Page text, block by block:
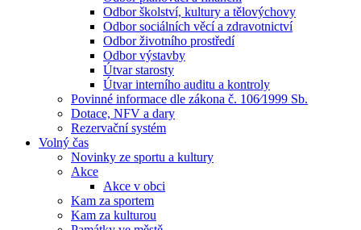
Odbor školství, kultury a tělovýchovy
Odbor sociálních věcí a zdravotnictví
Odbor životního prostředí
Odbor výstavby
Útvar starosty
Útvar interního auditu a kontroly
Povinné informace dle zákona č. 106⁄1999 Sb.
Dotace, NFV a dary
Rezervační systém
Volný čas
Novinky ze sportu a kultury
Akce
Akce v obci
Kam za sportem
Kam za kulturou